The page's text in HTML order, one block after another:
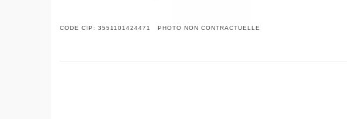
CODE CIP: 3551101424471 PHOTO NON CONTRACTUELLE